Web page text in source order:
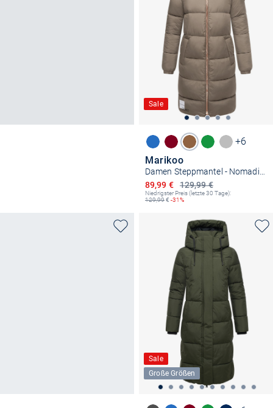
Sale
+6
Marikoo
Damen Steppmantel - Nomadiaa 16
129,99 €
Ermäßigter Preis
89,99 €
Niedrigster Preis (letzte 30 Tage):
129,99€ -31%
Sale
Große Größen